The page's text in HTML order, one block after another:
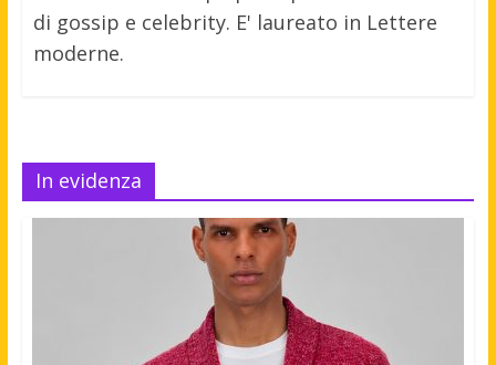
di gossip e celebrity. E' laureato in Lettere
moderne.
In evidenza